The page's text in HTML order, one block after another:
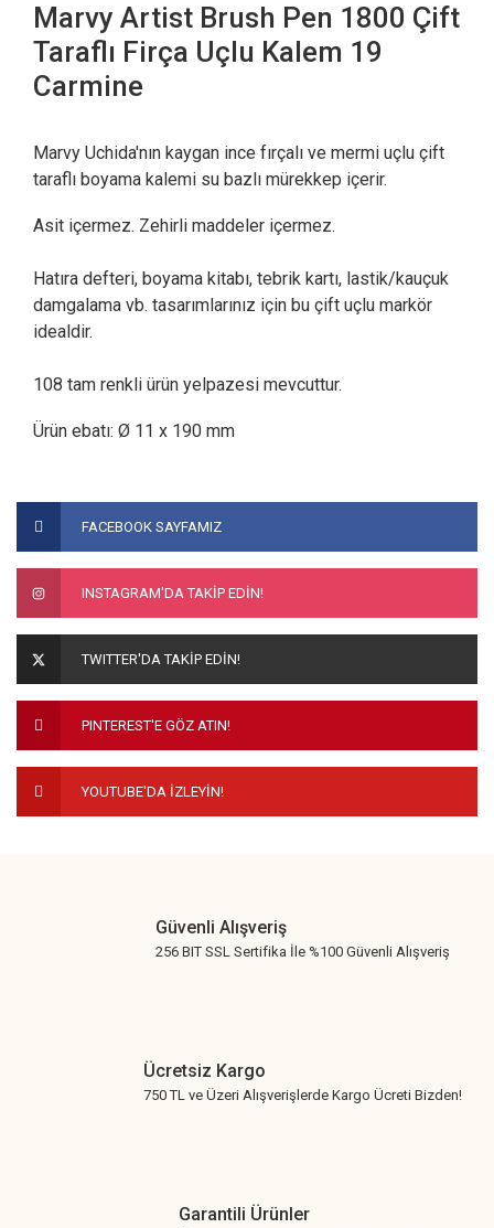
Marvy Artist Brush Pen 1800 Çift
Taraflı Firça Uçlu Kalem 19
Carmine
Marvy Uchida'nın kaygan ince fırçalı ve mermi uçlu çift
taraflı boyama kalemi su bazlı mürekkep içerir.
Asit içermez. Zehirli maddeler içermez.
Hatıra defteri, boyama kitabı, tebrik kartı, lastik/kauçuk
damgalama vb. tasarımlarınız için bu çift uçlu markör
idealdir.
108 tam renkli ürün yelpazesi mevcuttur.
Ürün ebatı: Ø 11 x 190 mm
Bu ürüne ilk yorumu siz yapın!
Yorum Yaz
kullanarak tarafımıza iletebilirsiniz.
Görüş ve önerileriniz için teşekkür ederiz.
Ürün açıklamasında eksik bilgiler bulunuyor.
Ürün fiyatı diğer sitelerden daha pahalı.
Bu ürüne benzer farklı alternatifler olmalı.
FACEBOOK SAYFAMIZ
INSTAGRAM'DA TAKİP EDİN!
TWITTER'DA TAKİP EDİN!
PINTEREST'E GÖZ ATIN!
YOUTUBE'DA İZLEYİN!
Güvenli Alışveriş
256 BIT SSL Sertifika İle %100 Güvenli Alışveriş
Ücretsiz Kargo
750 TL ve Üzeri Alışverişlerde Kargo Ücreti Bizden!
Garantili Ürünler